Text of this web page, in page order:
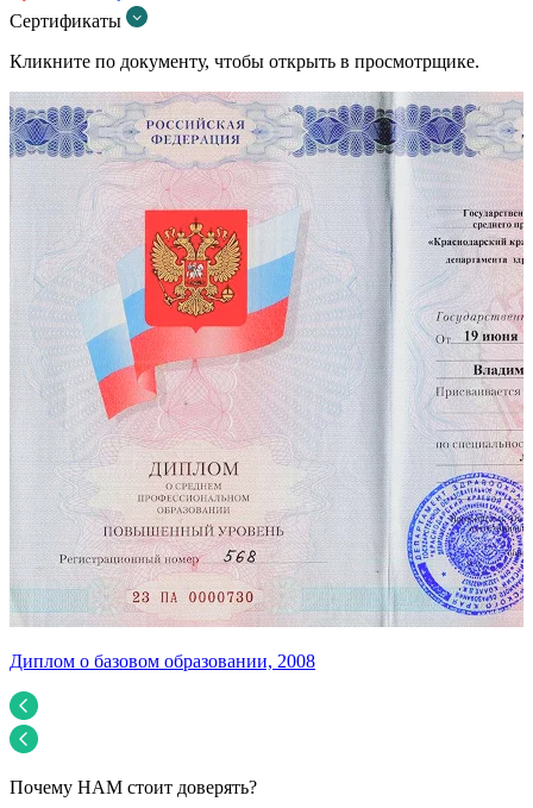
Сертификаты
Кликните по документу, чтобы открыть в просмотрщике.
Диплом о базовом образовании, 2008
Почему НАМ стоит доверять?